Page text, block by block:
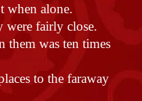
when alone.
were fairly close.
them was ten times
to the faraway